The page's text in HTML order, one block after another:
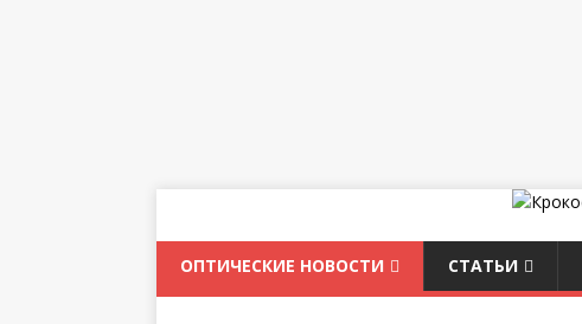
ОПТИЧЕСКИЕ НОВОСТИ СТАТЬИ